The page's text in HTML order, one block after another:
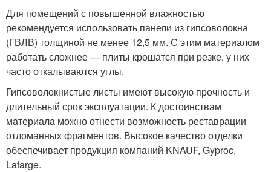
Для помещений с повышенной влажностью
рекомендуется использовать панели из гипсоволокна
(ГВЛВ) толщиной не менее 12,5 мм. С этим материалом
работать сложнее — плиты крошатся при резке, у них
часто откалываются углы.
Гипсоволокнистые листы имеют высокую прочность и
длительный срок эксплуатации. К достоинствам
материала можно отнести возможность реставрации
отломанных фрагментов. Высокое качество отделки
обеспечивает продукция компаний KNAUF, Gyproc,
Lafarge.